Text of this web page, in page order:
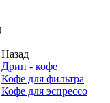
Назад
Дрип - кофе
Кофе для фильтра
Кофе для эспрессо